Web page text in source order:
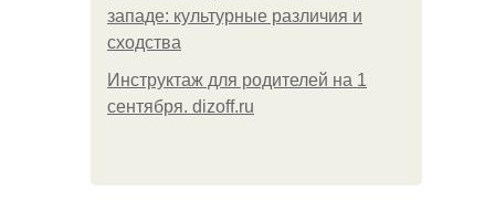
западе: культурные различия и
сходства
Инструктаж для родителей на 1
сентября. dizoff.ru